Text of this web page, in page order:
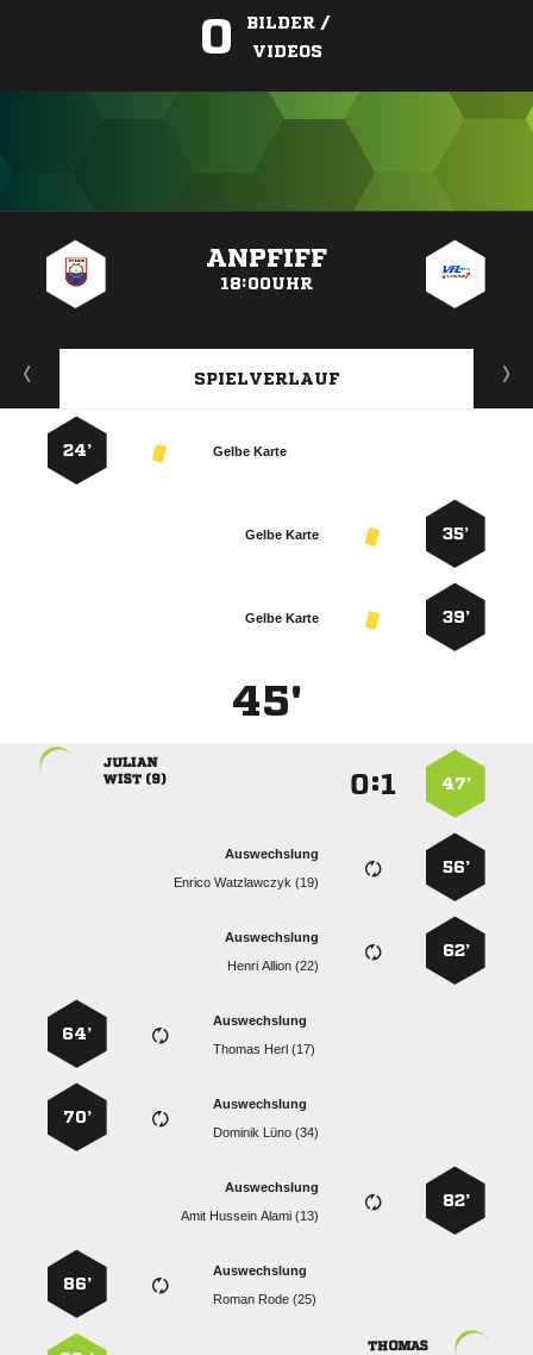
0
BILDER /
VIDEOS
ANPFIFF
18:00UHR
SPIELVERLAUF
Gelbe Karte
24’
35’
Gelbe Karte
39’
Gelbe Karte
45'
47’
:

 
56’
Auswechslung
  
62’
Auswechslung
  
Auswechslung
  
64’
Auswechslung
  
70’
82’
Auswechslung
   
Auswechslung
  
86’
